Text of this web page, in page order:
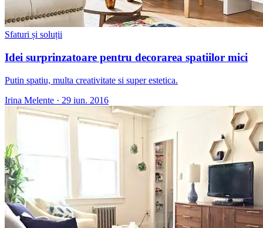
Sfaturi și soluții
Idei surprinzatoare pentru decorarea spatiilor mici
Putin spatiu, multa creativitate si super estetica.
Irina Melente · 29 iun. 2016